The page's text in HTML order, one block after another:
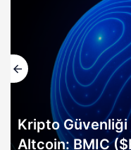
Kripto Güvenliği
Altcoin: BMIC